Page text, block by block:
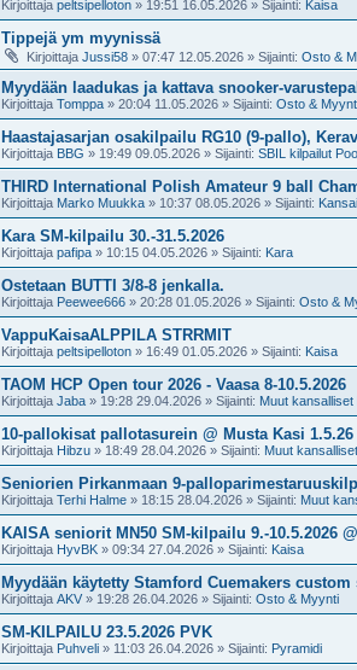
Kirjoittaja peltsipelloton » 19:51 16.05.2026 » Sijainti: Kaisa
Tippejä ym myynissä
Kirjoittaja Jussi58 » 07:47 12.05.2026 » Sijainti: Osto &
Myydään laadukas ja kattava snooker-
Kirjoittaja Tomppa » 20:04 11.05.2026 » Sijainti: Osto &
Haastajasarjan osakilpailu RG10 (9-pallo),
Kirjoittaja BBG » 19:49 09.05.2026 » Sijainti: SBIL kilpailut
THIRD International Polish Amateur 9 ball
Kirjoittaja Marko Muukka » 10:37 08.05.2026 » Sijainti:
Kara SM-kilpailu 30.-31.5.2026
Kirjoittaja pafipa » 10:15 04.05.2026 » Sijainti: Kara
Ostetaan BUTTI 3/8-8 jenkalla.
Kirjoittaja Peewee666 » 20:28 01.05.2026 » Sijainti: Osto &
VappuKaisaALPPILA STRRMIT
Kirjoittaja peltsipelloton » 16:49 01.05.2026 » Sijainti: Kaisa
TAOM HCP Open tour 2026 - Vaasa 8-10.5.2026
Kirjoittaja Jaba » 19:28 29.04.2026 » Sijainti: Muut kansalliset
10-pallokisat pallotasurein @ Musta Kasi 1.5.26
Kirjoittaja Hibzu » 18:49 28.04.2026 » Sijainti: Muut
Seniorien Pirkanmaan 9-
Kirjoittaja Terhi Halme » 18:15 28.04.2026 » Sijainti: Muut
KAISA seniorit MN50 SM-kilpailu 9.-10.5.2026
Kirjoittaja HyvBK » 09:34 27.04.2026 » Sijainti: Kaisa
Myydään käytetty Stamford Cuemakers
Kirjoittaja AKV » 19:28 26.04.2026 » Sijainti: Osto & Myynti
SM-KILPAILU 23.5.2026 PVK
Kirjoittaja Puhveli » 11:03 26.04.2026 » Sijainti: Pyramidi